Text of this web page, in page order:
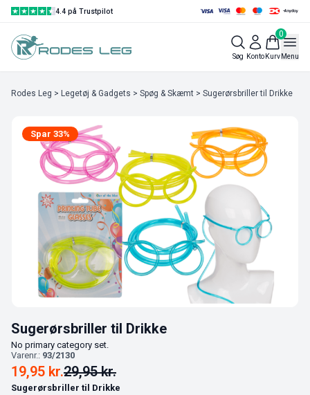
4.4 på Trustpilot
Søg Konto
0
KurvMenu
Rodes Leg > Legetøj & Gadgets > Spøg & Skæmt > Sugerørsbriller til Drikke
Spar 33%
Sugerørsbriller til Drikke
No primary category set.
Varenr.: 93/2130
29,95kr.
19,95 kr.
Sugerørsbriller til Drikke